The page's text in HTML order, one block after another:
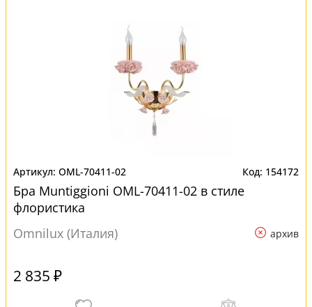
OML-70411-02 154172
Бра Muntiggioni OML-70411-02 в стиле
флористика
Omnilux (Италия)
архив
2 835 ₽